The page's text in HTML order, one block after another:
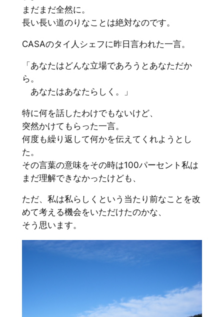
まだまだ全然に。
長い長い道のりなことは絶対なのです。
CASAのタイ人シェフに昨日言われた一言。
「あなたはどんな立場であろうとあなただか
ら。
あなたはあなたらしく。」
特に何を話したわけでもないけど、
突然かけてもらった一言。
何度も繰り返して何かを伝えてくれようとし
た。
その言葉の意味をその時は100パーセント私は
まだ理解できなかったけども、
ただ、私は私らしくという当たり前なことを改
めて考える機会をいただけたのかな、
そう思います。